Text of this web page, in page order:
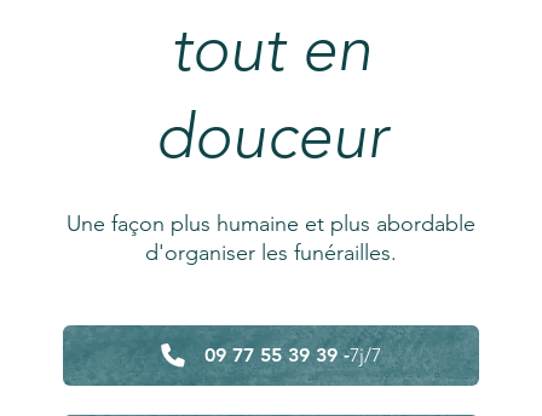
tout en
douceur
Une façon plus humaine et plus abordable
d'organiser les funérailles.
09 77 55 39 39 -7j/7